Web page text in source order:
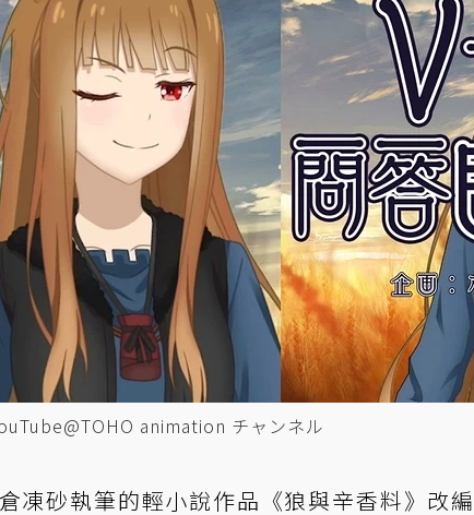
animation チャンネル
凍砂執筆的輕小說作品《狼與辛香料》改